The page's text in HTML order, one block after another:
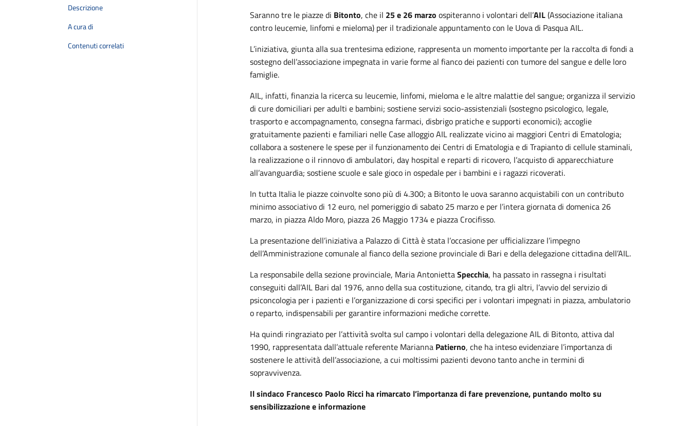
Descrizione
A cura di
Contenuti correlati
Saranno tre le piazze di Bitonto, che il 25 e 26 marzo ospiteranno i volontari dell’AIL(Associazione italiana
contro leucemie, linfomi e mieloma) per il tradizionale appuntamento con le Uova di Pasqua AIL.
L’iniziativa, giunta alla sua trentesima edizione, rappresenta un momento importante per la raccolta di fondi a
sostegno dell’associazione impegnata in varie forme al fianco dei pazienti con tumore del sangue e delle loro
famiglie.
AIL, infatti, finanzia la ricerca su leucemie, linfomi, mieloma e le altre malattie del sangue; organizza il servizio
di cure domiciliari per adulti e bambini; sostiene servizi socio-assistenziali (sostegno psicologico, legale,
trasporto e accompagnamento, consegna farmaci, disbrigo pratiche e supporti economici); accoglie
gratuitamente pazienti e familiari nelle Case alloggio AIL realizzate vicino ai maggiori Centri di Ematologia;
collabora a sostenere le spese per il funzionamento dei Centri di Ematologia e di Trapianto di cellule staminali,
la realizzazione o il rinnovo di ambulatori, day hospital e reparti di ricovero, l’acquisto di apparecchiature
all’avanguardia; sostiene scuole e sale gioco in ospedale per i bambini e i ragazzi ricoverati.
In tutta Italia le piazze coinvolte sono più di 4.300; a Bitonto le uova saranno acquistabili con un contributo
minimo associativo di 12 euro, nel pomeriggio di sabato 25 marzo e per l’intera giornata di domenica 26
marzo, in piazza Aldo Moro, piazza 26 Maggio 1734 e piazza Crocifisso.
La presentazione dell’iniziativa a Palazzo di Città è stata l’occasione per ufficializzare l’impegno
dell’Amministrazione comunale al fianco della sezione provinciale di Bari e della delegazione cittadina dell’AIL.
La responsabile della sezione provinciale, Maria AntoniettaSpecchia, ha passato in rassegna i risultati
conseguiti dall’AIL Bari dal 1976, anno della sua costituzione, citando, tra gli altri, l’avvio del servizio di
psiconcologia per i pazienti e l’organizzazione di corsi specifici per i volontari impegnati in piazza, ambulatorio
o reparto, indispensabili per garantire informazioni mediche corrette.
Ha quindi ringraziato per l’attività svolta sul campo i volontari della delegazione AIL di Bitonto, attiva dal
1990, rappresentata dall’attuale referente Marianna Patierno, che ha inteso evidenziare l’importanza di
sostenere le attività dell’associazione, a cui moltissimi pazienti devono tanto anche in termini di
sopravvivenza.
Il sindaco Francesco Paolo Ricci ha rimarcato l’importanza di fare prevenzione, puntando molto su
sensibilizzazione e informazione